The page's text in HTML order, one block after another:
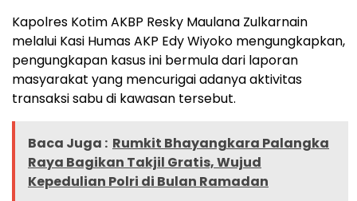
Kapolres Kotim AKBP Resky Maulana Zulkarnain
melalui Kasi Humas AKP Edy Wiyoko mengungkapkan,
pengungkapan kasus ini bermula dari laporan
masyarakat yang mencurigai adanya aktivitas
transaksi sabu di kawasan tersebut.
Baca Juga : Rumkit Bhayangkara Palangka
Raya Bagikan Takjil Gratis, Wujud
Kepedulian Polri di Bulan Ramadan